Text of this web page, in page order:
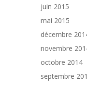
juin 2015
mai 2015
décembre
novembre
octobre 2014
septembre